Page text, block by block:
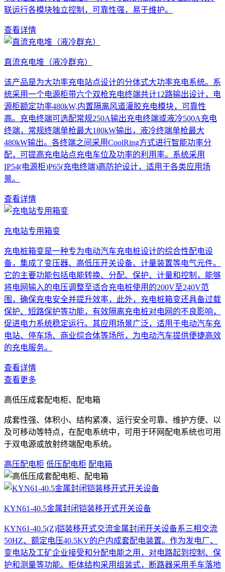
联运行各模块独立控制，可靠性强，易于维护。
查看详情
直流充电堆（液冷群充）
该产品是为大功率充电站点设计的分体式大功率充电系统。系
统采用一个电源柜带六个双枪充电终端共计12路输出设计，电
源柜额定功率480kW,内置隔离风道灌胶充电模块，可靠性
高。充电终端可选配常规250A输出充电终端或液冷500A充电
终端，常规终端单枪最大180kW输出，液冷终端单枪最大
480kW输出。各终端之间采用CoolRing方式进行智能功率分
配，可提高充电站点充电车位及功率的利用率。系统采用
IP54(电源柜)P65(充电终端)高防护设计，适用于各类应用场
景。
查看详情
充电站专用箱变
充电桩箱变是一种专为电动汽车充电桩设计的综合性配电设
备，集成了变压器、高低压开关设备、计量装置等电气元件。
它的主要功能包括电能转换、分配、保护、计量和控制，能够
将电网输入的电压调整至适合充电桩使用的200V至240V范
围，确保充电安全并提升效率，此外，充电桩箱变还具备过载
保护、短路保护等功能，有效隔离充电桩对电网的不良影响，
促进电力系统稳定运行。其应用场景广泛，适用于电动汽车充
电站、停车场、商业综合体等场所，为电动汽车提供便捷高效
的充电服务。
查看详情
查看更多
高低压成套配电柜、配电箱
成套性强、体积小、结构紧凑、运行安全可靠、维护方便、以
及可移动等特点，在配电系统中，可用于环网配电系统也可用
于双电源或放射终端配电系统。
高压配电柜 低压配电柜 配电箱
KYN61-40.5金属封闭铠装移开式开关设备
KYN61-40.5(Z)铠装移开式交流金属封闭开关设备系三相交流
50HZ、额定电压40.5KV的户内成套配电装置。作为发电厂、
变电站及工矿企业接受和分配电能之用，对电路起到控制、保
护和测量等功能。柜体结构采用组装式，断路器采用手车落地